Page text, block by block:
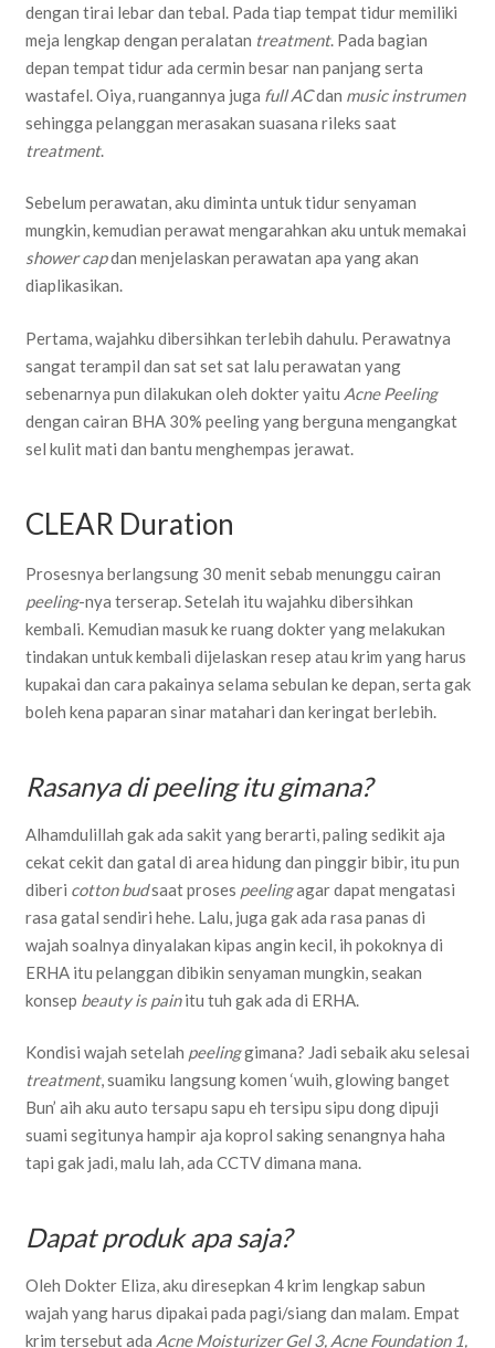
dengan tirai lebar dan tebal. Pada tiap tempat tidur memiliki
meja lengkap dengan peralatan treatment. Pada bagian
depan tempat tidur ada cermin besar nan panjang serta
wastafel. Oiya, ruangannya juga full ACdan music instrumen
sehingga pelanggan merasakan suasana rileks saat
treatment.
Sebelum perawatan, aku diminta untuk tidur senyaman
mungkin, kemudian perawat mengarahkan aku untuk memakai
shower capdan menjelaskan perawatan apa yang akan
diaplikasikan.
Pertama, wajahku dibersihkan terlebih dahulu. Perawatnya
sangat terampil dan sat set sat lalu perawatan yang
sebenarnya pun dilakukan oleh dokter yaitu Acne Peeling
dengan cairan BHA 30% peeling yang berguna mengangkat
sel kulit mati dan bantu menghempas jerawat.
CLEAR Duration
Prosesnya berlangsung 30 menit sebab menunggu cairan
peeling-nya terserap. Setelah itu wajahku dibersihkan
kembali. Kemudian masuk ke ruang dokter yang melakukan
tindakan untuk kembali dijelaskan resep atau krim yang harus
kupakai dan cara pakainya selama sebulan ke depan, serta gak
boleh kena paparan sinar matahari dan keringat berlebih.
Rasanya di peeling itu gimana?
Alhamdulillah gak ada sakit yang berarti, paling sedikit aja
cekat cekit dan gatal di area hidung dan pinggir bibir, itu pun
diberi cotton budsaat proses peelingagar dapat mengatasi
rasa gatal sendiri hehe. Lalu, juga gak ada rasa panas di
wajah soalnya dinyalakan kipas angin kecil, ih pokoknya di
ERHA itu pelanggan dibikin senyaman mungkin, seakan
konsep beauty is painitu tuh gak ada di ERHA.
Kondisi wajah setelah peelinggimana? Jadi sebaik aku selesai
treatment, suamiku langsung komen ‘wuih, glowing banget
Bun’ aih aku auto tersapu sapu eh tersipu sipu dong dipuji
suami segitunya hampir aja koprol saking senangnya haha
tapi gak jadi, malu lah, ada CCTV dimana mana.
Dapat produk apa saja?
Oleh Dokter Eliza, aku diresepkan 4 krim lengkap sabun
wajah yang harus dipakai pada pagi/siang dan malam. Empat
krim tersebut ada Acne Moisturizer Gel 3, Acne Foundation 1,